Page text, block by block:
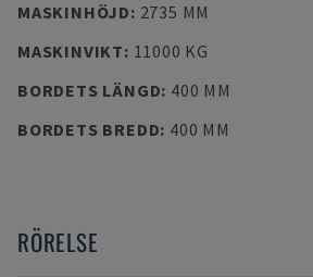
MASKINHÖJD: 2735 MM
MASKINVIKT: 11000 KG
BORDETS LÄNGD: 400 MM
BORDETS BREDD: 400 MM
RÖRELSE